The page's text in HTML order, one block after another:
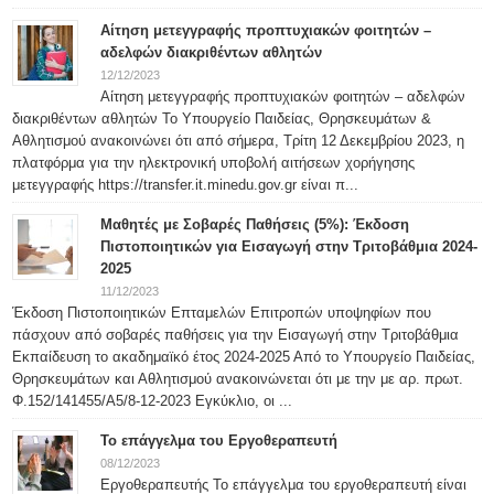
Αίτηση μετεγγραφής προπτυχιακών φοιτητών –
αδελφών διακριθέντων αθλητών
12/12/2023
Αίτηση μετεγγραφής προπτυχιακών φοιτητών – αδελφών
διακριθέντων αθλητών Το Υπουργείο Παιδείας, Θρησκευμάτων &
Αθλητισμού ανακοινώνει ότι από σήμερα, Τρίτη 12 Δεκεμβρίου 2023, η
πλατφόρμα για την ηλεκτρονική υποβολή αιτήσεων χορήγησης
μετεγγραφής https://transfer.it.minedu.gov.gr είναι π...
Μαθητές με Σοβαρές Παθήσεις (5%): Έκδοση
Πιστοποιητικών για Εισαγωγή στην Τριτοβάθμια 2024-
2025
11/12/2023
Έκδοση Πιστοποιητικών Επταμελών Επιτροπών υποψηφίων που
πάσχουν από σοβαρές παθήσεις για την Εισαγωγή στην Τριτοβάθμια
Εκπαίδευση το ακαδημαϊκό έτος 2024-2025 Από το Υπουργείο Παιδείας,
Θρησκευμάτων και Αθλητισμού ανακοινώνεται ότι με την με αρ. πρωτ.
Φ.152/141455/Α5/8-12-2023 Εγκύκλιο, οι ...
Το επάγγελμα του Εργοθεραπευτή
08/12/2023
Εργοθεραπευτής Το επάγγελμα του εργοθεραπευτή είναι